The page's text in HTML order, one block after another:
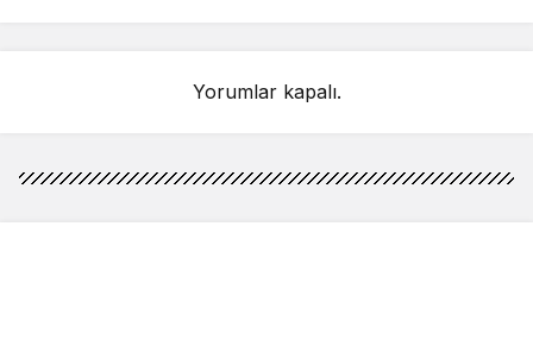
Yorumlar kapalı.